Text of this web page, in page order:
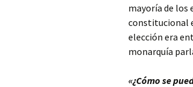
mayoría de los
constitucional
elección era
monarquía
«¿Cómo se